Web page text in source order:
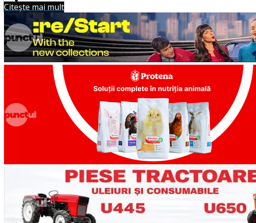
Punctul Negru
Anunturi
Despre noi
Publicitate
Contact
Citește mai mult